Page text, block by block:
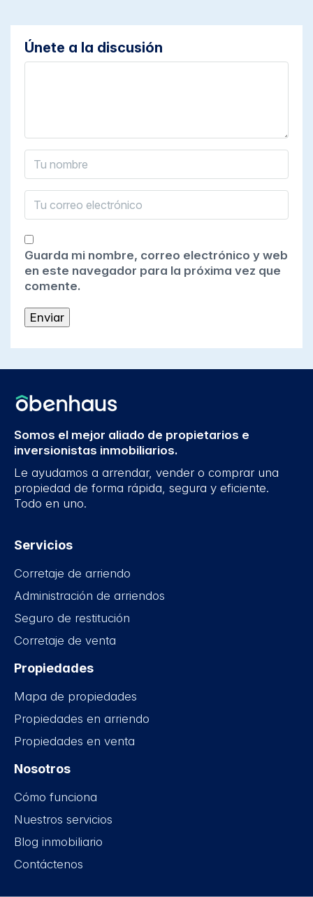
Únete a la discusión
Guarda mi nombre, correo electrónico y web
en este navegador para la próxima vez que
comente.
Somos el mejor aliado de propietarios e
inversionistas inmobiliarios.
Le ayudamos a arrendar, vender o comprar una
propiedad de forma rápida, segura y eficiente.
Todo en uno.
Servicios
Corretaje de arriendo
Administración de arriendos
Seguro de restitución
Corretaje de venta
Propiedades
Mapa de propiedades
Propiedades en arriendo
Propiedades en venta
Nosotros
Cómo funciona
Nuestros servicios
Blog inmobiliario
Contáctenos